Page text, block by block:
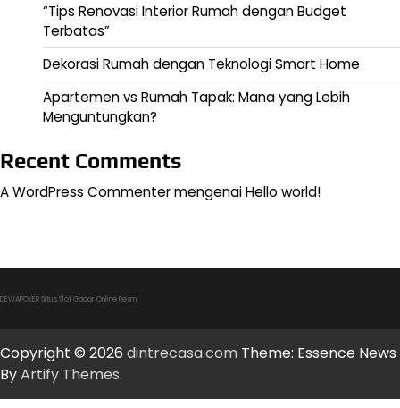
“Tips Renovasi Interior Rumah dengan Budget
Terbatas”
Dekorasi Rumah dengan Teknologi Smart Home
Apartemen vs Rumah Tapak: Mana yang Lebih
Menguntungkan?
Recent Comments
A WordPress CommentermengenaiHello world!
DEWAPOKER Situs Slot Gacor Online Resmi
Copyright © 2026 dintrecasa.com Theme: Essence News
ByArtify Themes.